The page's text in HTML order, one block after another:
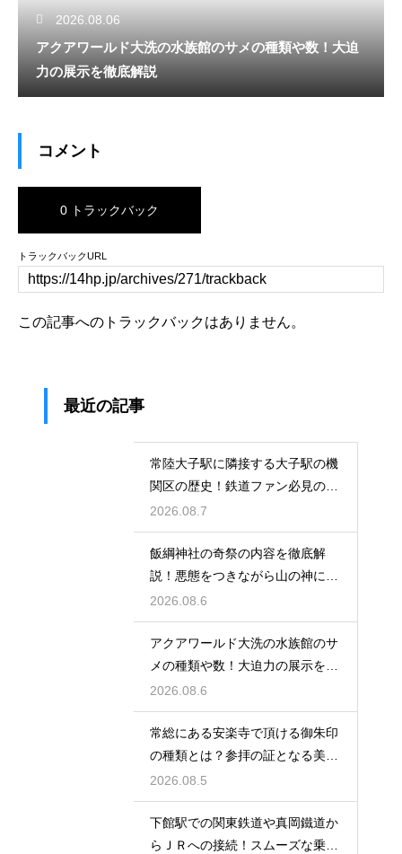
2026.08.06
アクアワールド大洗の水族館のサメの種類や数！大迫
力の展示を徹底解説
コメント
0 トラックバック
トラックバックURL
この記事へのトラックバックはありません。
最近の記事
常陸大子駅に隣接する大子駅の機
関区の歴史！鉄道ファン必見のレ
トロな姿
2026.08.7
飯綱神社の奇祭の内容を徹底解
説！悪態をつきながら山の神に祈
る不思議
2026.08.6
アクアワールド大洗の水族館のサ
メの種類や数！大迫力の展示を徹
底解説
2026.08.6
常総にある安楽寺で頂ける御朱印
の種類とは？参拝の証となる美し
い記録
2026.08.5
下館駅での関東鉄道や真岡鐵道か
らＪＲへの接続！スムーズな乗り